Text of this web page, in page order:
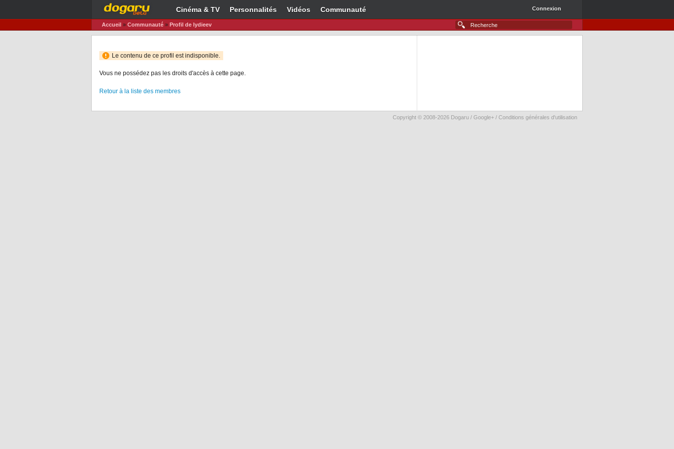
Cinéma & TV Personnalités Vidéos Communauté Connexion
Accueil » Communauté » Profil de lydieev
Le contenu de ce profil est indisponible.
Vous ne possédez pas les droits d'accès à cette page.
Retour à la liste des membres
Copyright © 2008-2026 Dogaru / Google+ / Conditions générales d'utilisation